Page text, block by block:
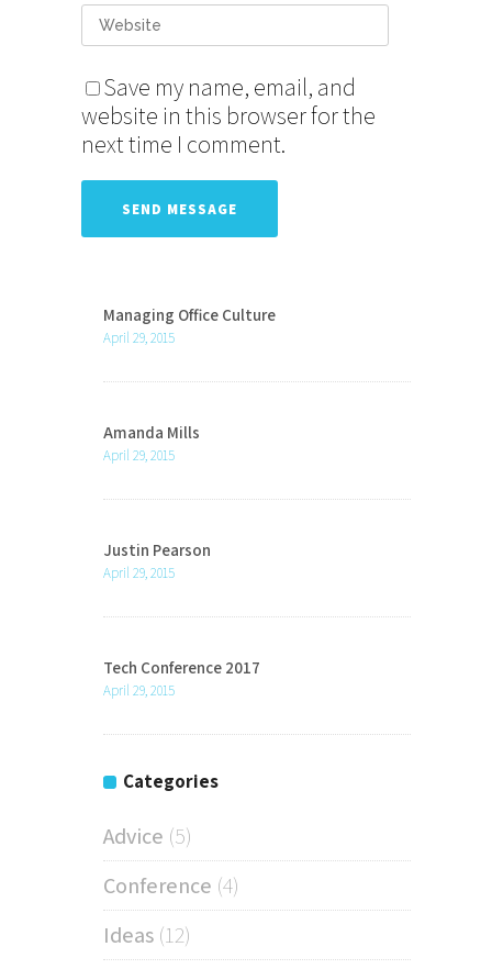
Save my name, email, and
website in this browser for the
next time I comment.
Managing Office Culture
April 29, 2015
Amanda Mills
April 29, 2015
Justin Pearson
April 29, 2015
Tech Conference 2017
April 29, 2015
Categories
Advice (5)
Conference (4)
Ideas (12)